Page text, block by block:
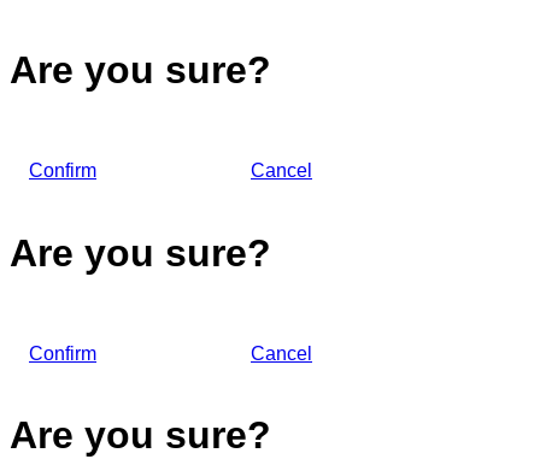
Are you sure?
Confirm Cancel
Are you sure?
Confirm Cancel
Are you sure?